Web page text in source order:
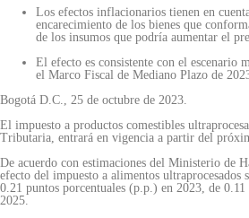
Los efectos inflacionarios tienen en
encarecimiento de los bienes que
de los insumos que podría aumentar el
El efecto es consistente con el escenario
el Marco Fiscal de Mediano Plazo de
Bogotá D.C., 25 de octubre de 2023.
El impuesto a productos comestibles
Tributaria, entrará en vigencia a partir del
De acuerdo con estimaciones del Ministerio de
efecto del impuesto a alimentos ultraprocesados
0.21 puntos porcentuales (p.p.) en 2023, de
2025.